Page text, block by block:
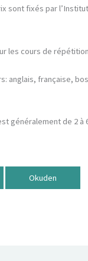
sont fixés par
les cours de répétition
anglais, française,
généralement de 2 à
Okuden